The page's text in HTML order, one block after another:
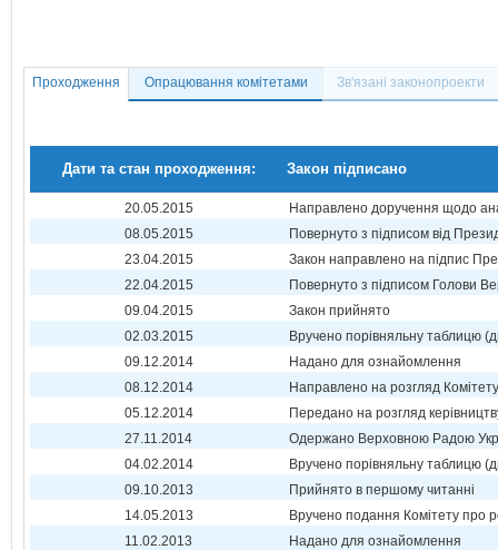
Проходження Опрацювання комітетами Зв'язані законопроекти
Дати та стан проходження: Закон підписано
20.05.2015
Направлено доручення щодо
08.05.2015
Повернуто з підписом від
23.04.2015
Закон направлено на підпис
22.04.2015
Повернуто з підписом Голови
09.04.2015
Закон прийнято
02.03.2015
Вручено порівняльну таблицю
09.12.2014
Надано для ознайомлення
08.12.2014
Направлено на розгляд Комітету
05.12.2014
Передано на розгляд
27.11.2014
Одержано Верховною Радою
04.02.2014
Вручено порівняльну таблицю
09.10.2013
Прийнято в першому читанні
14.05.2013
Вручено подання Комітету про
11.02.2013
Надано для ознайомлення